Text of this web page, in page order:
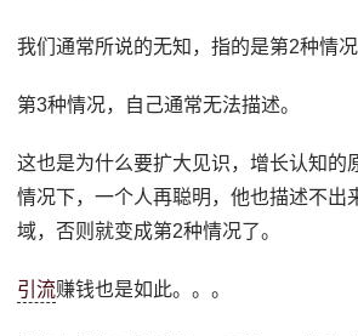
我们通常所说的无知，指的是第2种情况
第3种情况，自己通常无法描述。
这也是为什么要扩大见识，增长认知的
情况下，一个人再聪明，他也描述不出
域，否则就变成第2种情况了。
引流赚钱也是如此。。。